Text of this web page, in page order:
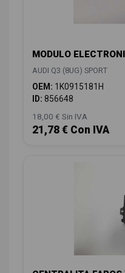
MODULO
AUDI Q3 (8UG) SPORT
OEM: 1K0915181H
ID: 856648
18,00 € Sin IVA
21,78 € Con IVA